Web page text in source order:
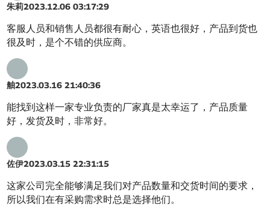
朱莉2023.12.06 03:17:29
客服人员和销售人员都很有耐心，英语也很好，产品到货也
很及时，是个不错的供应商。
舳2023.03.16 21:40:36
能找到这样一家专业负责的厂家真是太幸运了，产品质量
好，发货及时，非常好。
佐伊2023.03.15 22:31:15
这家公司完全能够满足我们对产品数量和交货时间的要求，
所以我们在有采购需求时总是选择他们。